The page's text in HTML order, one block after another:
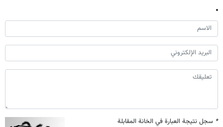
* سجل نتيجة العبارة في الخانة المقابلة